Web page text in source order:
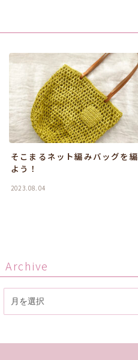
そこまるネット編みバッグを
よう！
2023.08.04
Archive
ア
ー